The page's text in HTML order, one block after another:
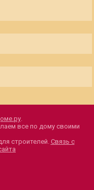
.
все по дому своими
строителей. Связь с